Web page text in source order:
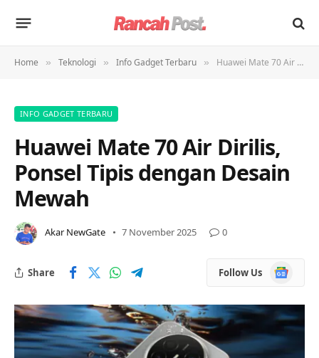
Home » Teknologi » Info Gadget Terbaru » Huawei Mate 70 Air Dirilis, Ponsel Tipis dengan Desain Mewah
INFO GADGET TERBARU
Huawei Mate 70 Air Dirilis,
Ponsel Tipis dengan Desain
Mewah
Akar NewGate 7 November 2025 0
Share Follow Us
Google
News